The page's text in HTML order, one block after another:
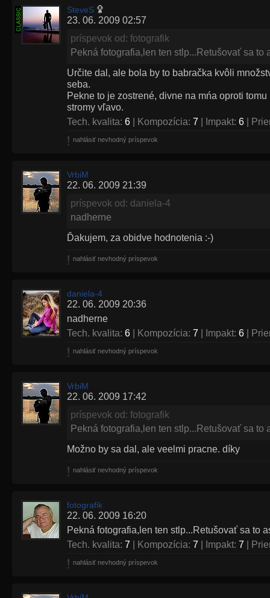
SteveS
23. 06. 2009 02:57
príspevok od: fotografik
Pekná fotografia,len ten stlp...Retušovať sa to
Určite dal, ale bola by to babračka kvôli
seba.
Pekne to je zostrené, divne na mńa oproti
stromy vľavo.
Tech. kvalita: 6 | Kompozícia: 7 | Impakt: 6 |
nahlásiť nevhodný príspevok
VrbiM
22. 06. 2009 21:39
príspevok od: daniela-4
nadherne
Ďakujem, za obidve hodnotenia :-)
nahlásiť nevhodný príspevok
daniela-4
22. 06. 2009 20:36
nadherne
Tech. kvalita: 6 | Kompozícia: 7 | Impakt: 6 |
nahlásiť nevhodný príspevok
VrbiM
22. 06. 2009 17:42
príspevok od: fotografik
Pekná fotografia,len ten stlp...Retušovať sa to
Možno by sa dal, ale veelmi pracne. díky
nahlásiť nevhodný príspevok
fotografik
22. 06. 2009 16:20
Pekná fotografia,len ten stlp...Retušovať sa to
Tech. kvalita: 7 | Kompozícia: 7 | Impakt: 7 |
nahlásiť nevhodný príspevok